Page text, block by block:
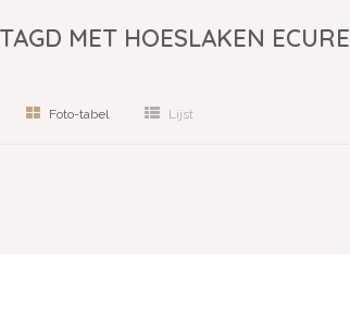
MET HOESLAKEN
Foto-tabel Lijst